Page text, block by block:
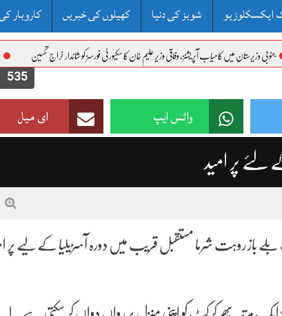
ایکسکلوزیو شوبز کی دنیا کھیلوں کی خبریں کاروبار
آپریشنز، وفاقی وزیر علیم خان کا سکیورٹی فورسز کو شاندار خراج تحسین پیٹرولیم لیوی کیخلاف
535
واٹس ایپ ای میل
لئے پر امید
باز روہت شرما مستقبل قریب میں دورہ آسڑیلیا کے لیے پر
مرتبہ پھر کرکٹ کو اپنی منزل پر رواں دواں کر سکتی ہے۔